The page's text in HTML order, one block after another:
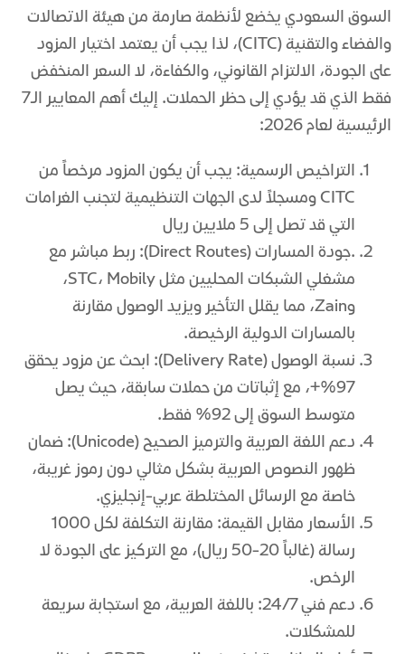
السوق السعودي يخضع لأنظمة صارمة من هيئة الاتصالات
والفضاء والتقنية (CITC)، لذا يجب أن يعتمد اختيار المزود
على الجودة، الالتزام القانوني، والكفاءة، لا السعر المنخفض
فقط الذي قد يؤدي إلى حظر الحملات. إليك أهم المعايير الـ7
الرئيسية لعام 2026:
التراخيص الرسمية: يجب أن يكون المزود مرخصاً من
CITC ومسجلاً لدى الجهات التنظيمية لتجنب الغرامات
التي قد تصل إلى 5 ملايين ريال
.جودة المسارات (Direct Routes): ربط مباشر مع
مشغلي الشبكات المحليين مثل STC، Mobily،
وZain، مما يقلل التأخير ويزيد الوصول مقارنة
بالمسارات الدولية الرخيصة.
نسبة الوصول (Delivery Rate): ابحث عن مزود يحقق
97%+، مع إثباتات من حملات سابقة، حيث يصل
متوسط السوق إلى 92% فقط.
دعم اللغة العربية والترميز الصحيح (Unicode): ضمان
ظهور النصوص العربية بشكل مثالي دون رموز غريبة،
خاصة مع الرسائل المختلطة عربي-إنجليزي.
الأسعار مقابل القيمة: مقارنة التكلفة لكل 1000
رسالة (غالباً 20-50 ريال)، مع التركيز على الجودة لا
الرخص.
دعم فني 24/7: باللغة العربية، مع استجابة سريعة
للمشكلات.